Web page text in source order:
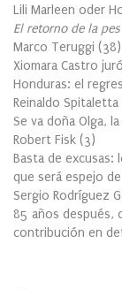
Lili Marleen oder
El retorno de la
Marco Teruggi (38)
Xiomara Castro
Honduras: el
Reinaldo Spitaletta
Se va doña Olga,
Robert Fisk (3)
Basta de excusas:
que será espejo
Sergio Rodríguez
85 años después,
contribución en